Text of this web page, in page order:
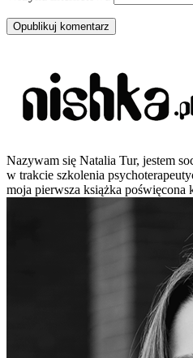
Nazywam się Natalia Tur, jestem
w trakcie szkolenia
moja pierwsza książka